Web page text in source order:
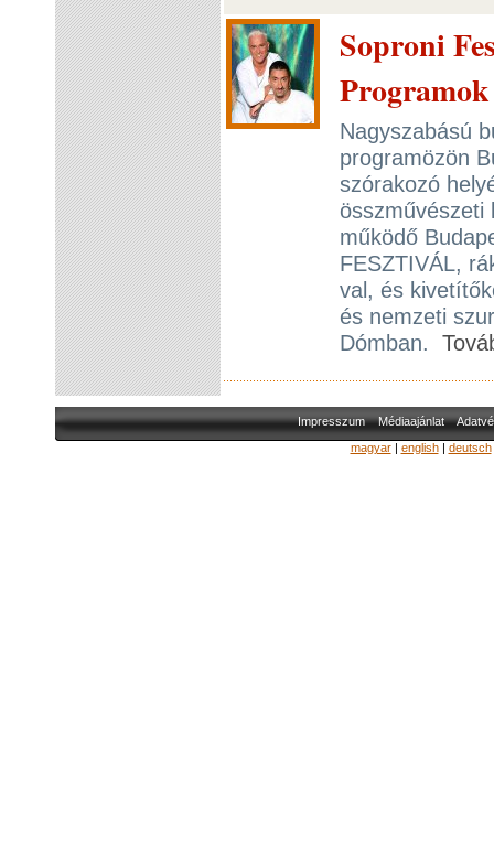
Soproni
Nagyszabású
programözön
szórakozó
összművészeti
működő
FESZTIVÁL,
val, és
és nemzeti
Dómban.
Impresszum Médiaajánlat
magyar| english| deutsch